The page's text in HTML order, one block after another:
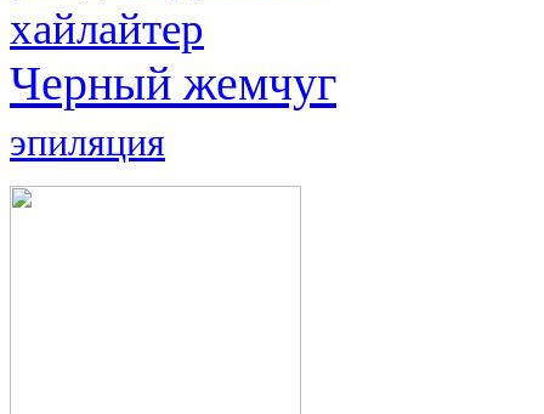
хайлайтер
Черный жемчуг
эпиляция